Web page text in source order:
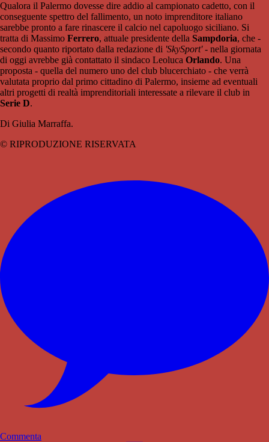
Qualora il Palermo dovesse dire addio al campionato cadetto, con il
conseguente spettro del fallimento, un noto imprenditore italiano
sarebbe pronto a fare rinascere il calcio nel capoluogo siciliano. Si
tratta di Massimo Ferrero, attuale presidente della Sampdoria, che -
secondo quanto riportato dalla redazione di 'SkySport'- nella giornata
di oggi avrebbe già contattato il sindaco Leoluca Orlando. Una
proposta - quella del numero uno del club blucerchiato - che verrà
valutata proprio dal primo cittadino di Palermo, insieme ad eventuali
altri progetti di realtà imprenditoriali interessate a rilevare il club in
Serie D.
Di Giulia Marraffa.
© RIPRODUZIONE RISERVATA
Commenta